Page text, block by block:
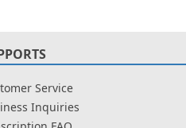
Service
Inquiries